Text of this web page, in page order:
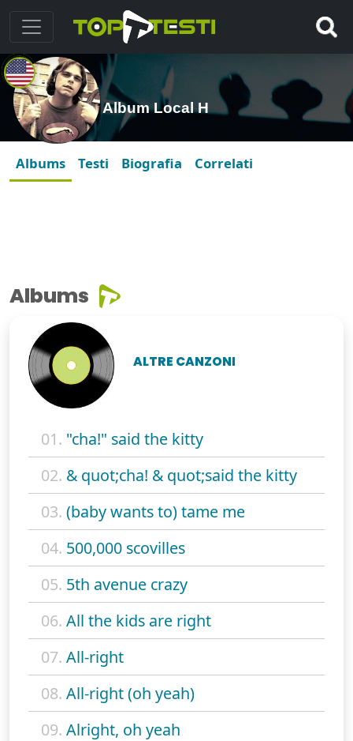
Album Local H
Albums Testi Biografia Correlati
Albums
ALTRE CANZONI
01. "cha!" said the kitty
02. & quot;cha! & quot;said the kitty
03. (baby wants to) tame me
04. 500,000 scovilles
05. 5th avenue crazy
06. All the kids are right
07. All-right
08. All-right (oh yeah)
09. Alright, oh yeah